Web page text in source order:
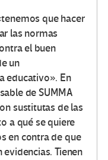
que hacer
las normas
el buen
un
educativo». En
de SUMMA
sustitutas de las
a qué se quiere
en contra de que
Tienen